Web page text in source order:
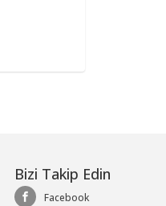
Bizi Takip Edin
Facebook